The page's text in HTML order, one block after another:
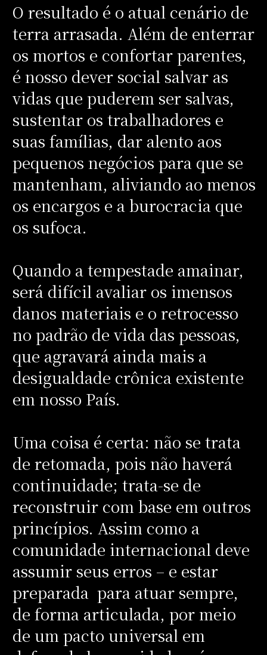
O resultado é o atual cenário de
terra arrasada. Além de enterrar
os mortos e confortar parentes,
é nosso dever social salvar as
vidas que puderem ser salvas,
sustentar os trabalhadores e
suas famílias, dar alento aos
pequenos negócios para que se
mantenham, aliviando ao menos
os encargos e a burocracia que
os sufoca.
Quando a tempestade amainar,
será difícil avaliar os imensos
danos materiais e o retrocesso
no padrão de vida das pessoas,
que agravará ainda mais a
desigualdade crônica existente
em nosso País.
Uma coisa é certa: não se trata
de retomada, pois não haverá
continuidade; trata-se de
reconstruir com base em outros
princípios. Assim como a
comunidade internacional deve
assumir seus erros – e estar
preparada para atuar sempre,
de forma articulada, por meio
de um pacto universal em